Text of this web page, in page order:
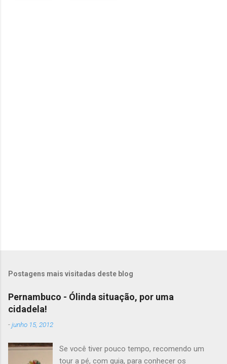
Postagens mais visitadas deste blog
Pernambuco - Ólinda situação, por uma
cidadela!
-junho 15, 2012
Se você tiver pouco tempo, recomendo um
tour a pé, com guia, para conhecer os